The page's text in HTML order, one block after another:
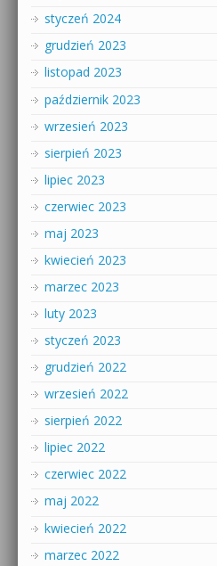
styczeń 2024
grudzień 2023
listopad 2023
październik 2023
wrzesień 2023
sierpień 2023
lipiec 2023
czerwiec 2023
maj 2023
kwiecień 2023
marzec 2023
luty 2023
styczeń 2023
grudzień 2022
wrzesień 2022
sierpień 2022
lipiec 2022
czerwiec 2022
maj 2022
kwiecień 2022
marzec 2022